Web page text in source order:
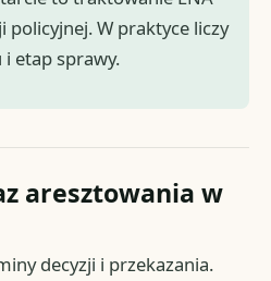
policyjnej. W praktyce liczy
i etap sprawy.
aresztowania w
decyzji i przekazania.